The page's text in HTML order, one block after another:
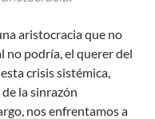
aristocracia que no
no podría, el querer del
crisis sistémica,
la sinrazón
nos enfrentamos a